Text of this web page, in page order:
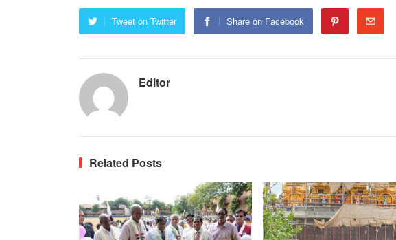
Tweet on Twitter Share on Facebook
Editor
Related Posts